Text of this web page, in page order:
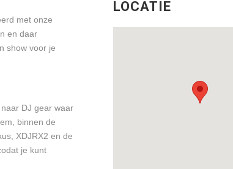
met onze
en daar
show voor je
DJ gear waar
binnen de
XDJRX2 en de
je kunt
LOCATIE